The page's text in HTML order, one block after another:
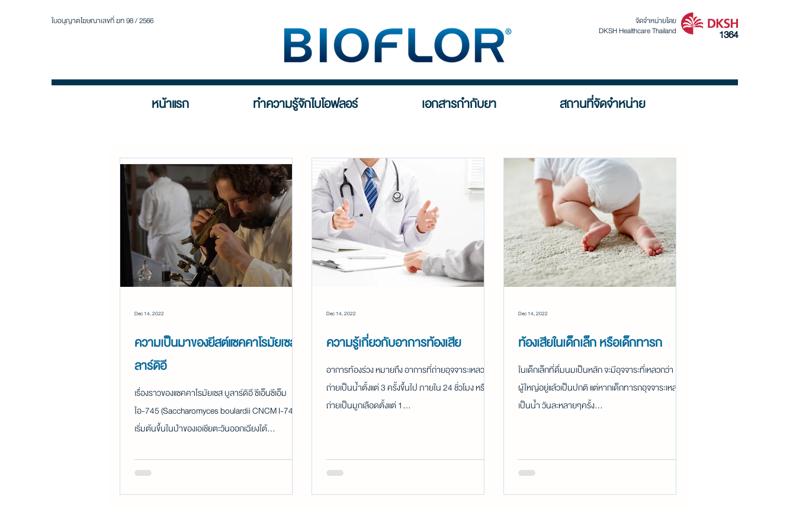
ใบอนุญาตโฆษณาเลขที่ ฆท 98 / 2566
จัดจำหน่ายโดย
DKSH Healthcare Thailand
1364
หน้าแรก ทำความรู้จักไบโอฟลอร์ เอกสารกำกับยา สถานที่จัดจำหน่าย
ความเป็นมาของยีสต์แซคคาโรมัยเซส บู
ลาร์ดิอี
เรื่องราวของแซคคาโรมัยเซส บูลาร์ดิอี ซีเอ็นซีเอ็ม
ไอ-745 (Saccharomyces boulardii CNCM I-745)
เริ่มต้นขึ้นในป่าของเอเชียตะวันออกเฉียงใต้...
Dec 14, 2022
ความรู้เกี่ยวกับอาการท้องเสีย
อาการท้องร่วง หมายถึง อาการที่ถ่ายอุจจาระเหลวหรือ
ถ่ายเป็นน้ำตั้งแต่ 3 ครั้งขึ้นไป ภายใน 24 ชั่วโมง หรือ
ถ่ายเป็นมูกเลือดตั้งแต่ 1...
Dec 14, 2022
ท้องเสียในเด็กเล็ก หรือเด็กทารก
ในเด็กเล็กที่ดื่มนมเป็นหลัก จะมีอุจจาระที่เหลวกว่า
ผู้ใหญ่อยู่แล้วเป็นปกติ แต่หากเด็กทารกอุจจาระเหลว
เป็นน้ำ วันละหลายๆครั้ง...
Dec 14, 2022